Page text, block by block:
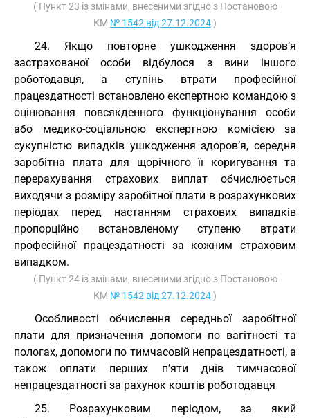
( Пункт 23 із змінами, внесеними згідно з Постановою
КМ № 1542 від 27.12.2024)
24. Якщо повторне ушкодження здоров’я
застрахованої особи відбулося з вини іншого
роботодавця, а ступінь втрати професійної
працездатності встановлено експертною командою з
оцінювання повсякденного функціонування особи
або медико-соціальною експертною комісією за
сукупністю випадків ушкодження здоров’я, середня
заробітна плата для щорічного її коригування та
перерахування страхових виплат обчислюється
виходячи з розміру заробітної плати в розрахункових
періодах перед настанням страхових випадків
пропорційно встановленому ступеню втрати
професійної працездатності за кожним страховим
випадком.
( Пункт 24 із змінами, внесеними згідно з Постановою
КМ № 1542 від 27.12.2024)
Особливості обчислення середньої заробітної
плати для призначення допомоги по вагітності та
пологах, допомоги по тимчасовій непрацездатності, а
також оплати перших п’яти днів тимчасової
непрацездатності за рахунок коштів роботодавця
25. Розрахунковим періодом, за який